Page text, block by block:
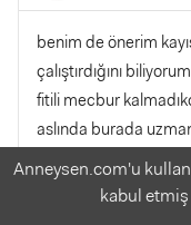
benim de önerim
çalıştırdığını
fitili mecbur
aslında burada
dilerseniz oradaki bir
Anneysen.com'u
kabul